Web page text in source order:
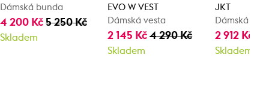
Dámská bunda
4 200 Kč 5 250 Kč
Skladem
EVO W VEST
Dámská vesta
2 145 Kč4 290 Kč
Skladem
JKT
Dámská
2 912 Kč
Skladem